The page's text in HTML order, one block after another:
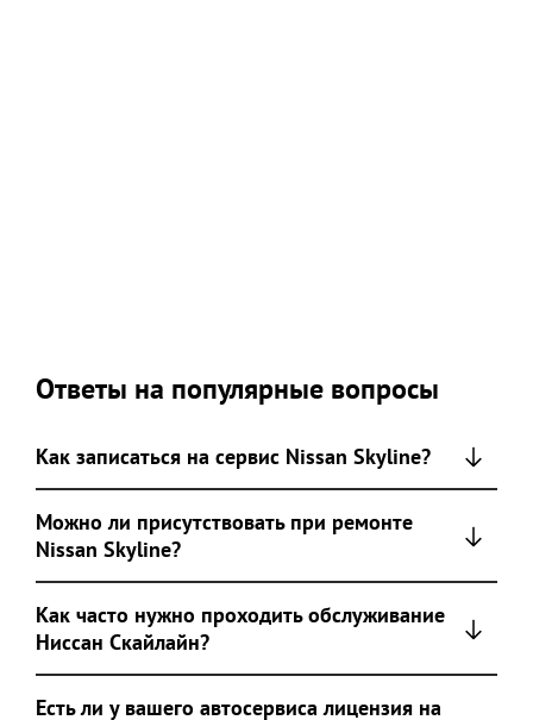
Ответы на популярные вопросы
Как записаться на сервис Nissan Skyline?
Можно ли присутствовать при ремонте
Nissan Skyline?
Как часто нужно проходить обслуживание
Ниссан Скайлайн?
Есть ли у вашего автосервиса лицензия на